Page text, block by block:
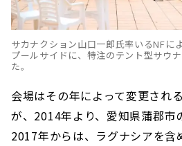
サカナクション山口一郎氏率いるNFに
プールサイドに、特注のテント型サウ
た。
会場はその年によって変更され
が、2014年より、愛知県蒲郡市
2017年からは、ラグナシアを含